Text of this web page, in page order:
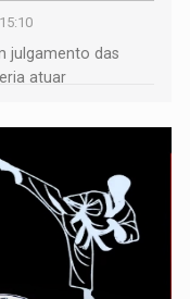
julgamento das
atuar